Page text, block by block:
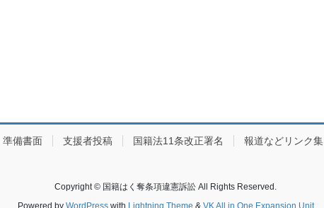
準備書面 支援者投稿 国籍法11条改正署名 報道などリンク集
Copyright © 国籍はく奪条項違憲訴訟 All Rights Reserved.
Powered by WordPresswith Lightning Theme & VK All in One Expansion Unit